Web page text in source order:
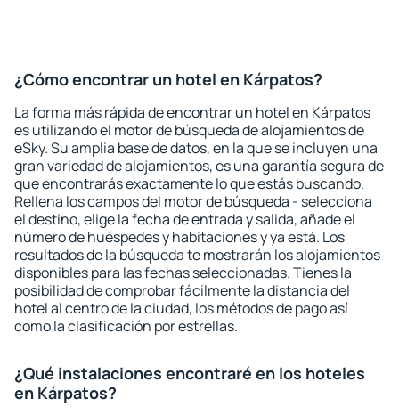
¿Cómo encontrar un hotel en Kárpatos?
La forma más rápida de encontrar un hotel en Kárpatos
es utilizando el motor de búsqueda de alojamientos de
eSky. Su amplia base de datos, en la que se incluyen una
gran variedad de alojamientos, es una garantía segura de
que encontrarás exactamente lo que estás buscando.
Rellena los campos del motor de búsqueda - selecciona
el destino, elige la fecha de entrada y salida, añade el
número de huéspedes y habitaciones y ya está. Los
resultados de la búsqueda te mostrarán los alojamientos
disponibles para las fechas seleccionadas. Tienes la
posibilidad de comprobar fácilmente la distancia del
hotel al centro de la ciudad, los métodos de pago así
como la clasificación por estrellas.
¿Qué instalaciones encontraré en los hoteles
en Kárpatos?